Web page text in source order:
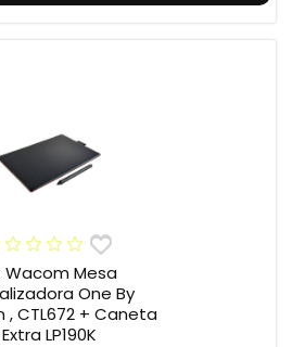
Wacom Mesa
One By
, CTL672 + Caneta
Extra LP190K